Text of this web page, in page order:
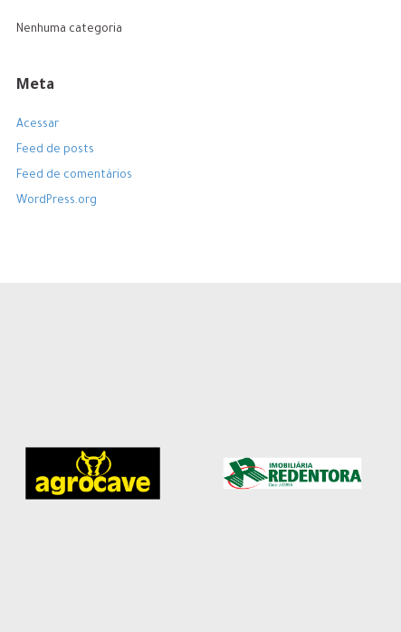
Nenhuma categoria
Meta
Acessar
Feed de posts
Feed de comentários
WordPress.org